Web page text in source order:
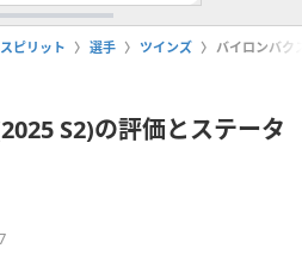
ピリット 選手 ツインズ バイロンバク
S2)の評価とステータ